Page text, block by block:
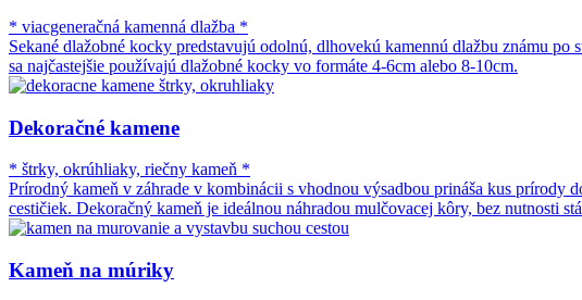
* viacgeneračná kamenná dlažba *
Sekané dlažobné kocky predstavujú odolnú, dlhovekú kamennú dlažbu známu
sa najčastejšie používajú dlažobné kocky vo formáte 4-6cm alebo 8-10cm.
Dekoračné kamene
* štrky, okrúhliaky, riečny kameň *
Prírodný kameň v záhrade v kombinácii s vhodnou výsadbou prináša kus prírody
cestičiek. Dekoračný kameň je ideálnou náhradou mulčovacej kôry, bez nutnosti
Kameň na múriky